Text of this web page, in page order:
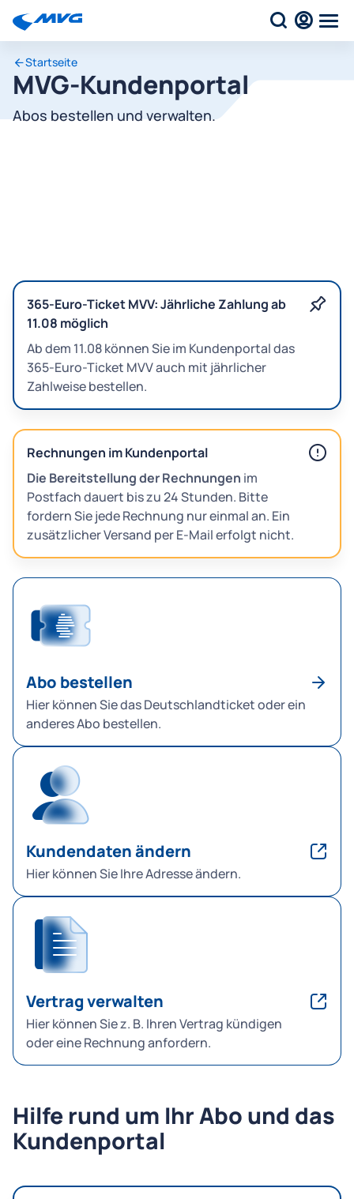
Startseite
MVG-Kundenportal
Abos bestellen und verwalten.
365-Euro-Ticket MVV: Jährliche Zahlung ab
11.08 möglich
Ab dem 11.08 können Sie im Kundenportal das
365-Euro-Ticket MVV auch mit jährlicher
Zahlweise bestellen.
Rechnungen im Kundenportal
Die Bereitstellung der Rechnungen im
Postfach dauert bis zu 24 Stunden. Bitte
fordern Sie jede Rechnung nur einmal an. Ein
zusätzlicher Versand per E-Mail erfolgt nicht.
Abo bestellen
Hier können Sie das Deutschlandticket oder ein
anderes Abo bestellen.
Kundendaten ändern
Hier können Sie Ihre Adresse ändern.
Vertrag verwalten
Hier können Sie z. B. Ihren Vertrag kündigen
oder eine Rechnung anfordern.
Hilfe rund um Ihr Abo und das
Kundenportal